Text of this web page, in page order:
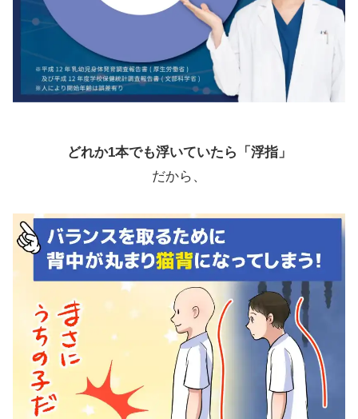
どれか1本でも浮いていたら「浮指」
だから、